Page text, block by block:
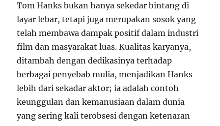
Tom Hanks bukan hanya sekedar bintang di
layar lebar, tetapi juga merupakan sosok yang
telah membawa dampak positif dalam industri
film dan masyarakat luas. Kualitas karyanya,
ditambah dengan dedikasinya terhadap
berbagai penyebab mulia, menjadikan Hanks
lebih dari sekadar aktor; ia adalah contoh
keunggulan dan kemanusiaan dalam dunia
yang sering kali terobsesi dengan ketenaran